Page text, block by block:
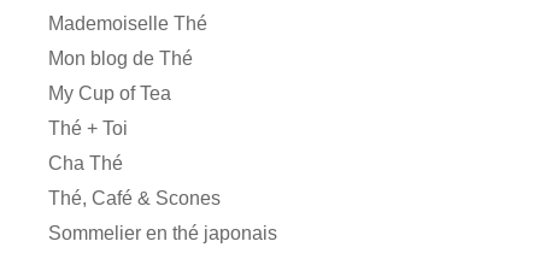
Mademoiselle Thé
Mon blog de Thé
My Cup of Tea
Thé + Toi
Cha Thé
Thé, Café & Scones
Sommelier en thé japonais